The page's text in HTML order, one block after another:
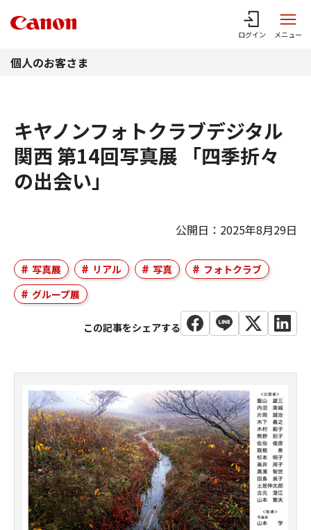
ログイン メニュー
個人のお客さま
キヤノンフォトクラブデジタル
関西 第14回写真展 「四季折々
の出会い」
公開日：2025年8月29日
写真展 リアル 写真
フォトクラブ
グループ展